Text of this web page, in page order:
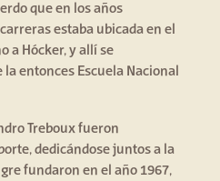
que en los años
estaba ubicada en el
a Hócker, y allí se
entonces Escuela Nacional
Treboux fueron
dedicándose juntos a la
fundaron en el año 1967,